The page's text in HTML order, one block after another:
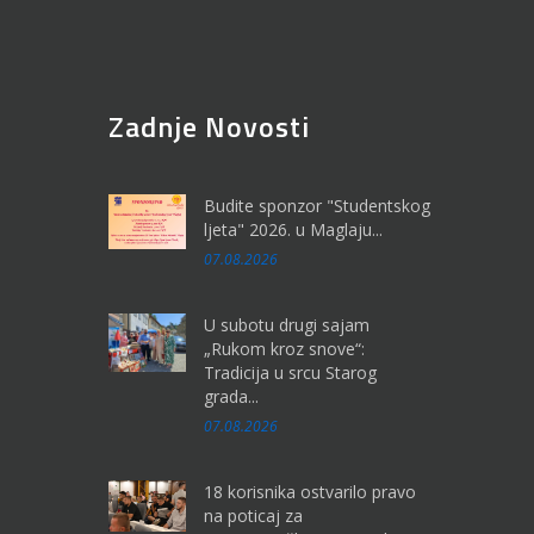
Zadnje Novosti
Budite sponzor "Studentskog
ljeta" 2026. u Maglaju...
07.08.2026
U subotu drugi sajam
„Rukom kroz snove“:
Tradicija u srcu Starog
grada...
07.08.2026
18 korisnika ostvarilo pravo
na poticaj za